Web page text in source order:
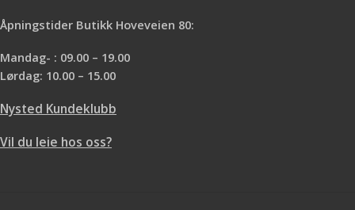
Åpningstider Butikk Hoveveien 80:
Mandag- : 09.00 – 19.00
Lørdag: 10.00 – 15.00
Nysted Kundeklubb
Vil du leie hos oss?